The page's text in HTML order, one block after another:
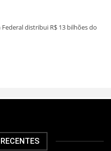
Federal distribui R$ 13 bilhões do